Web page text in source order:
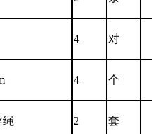
4 对
4 个
绳 2 套